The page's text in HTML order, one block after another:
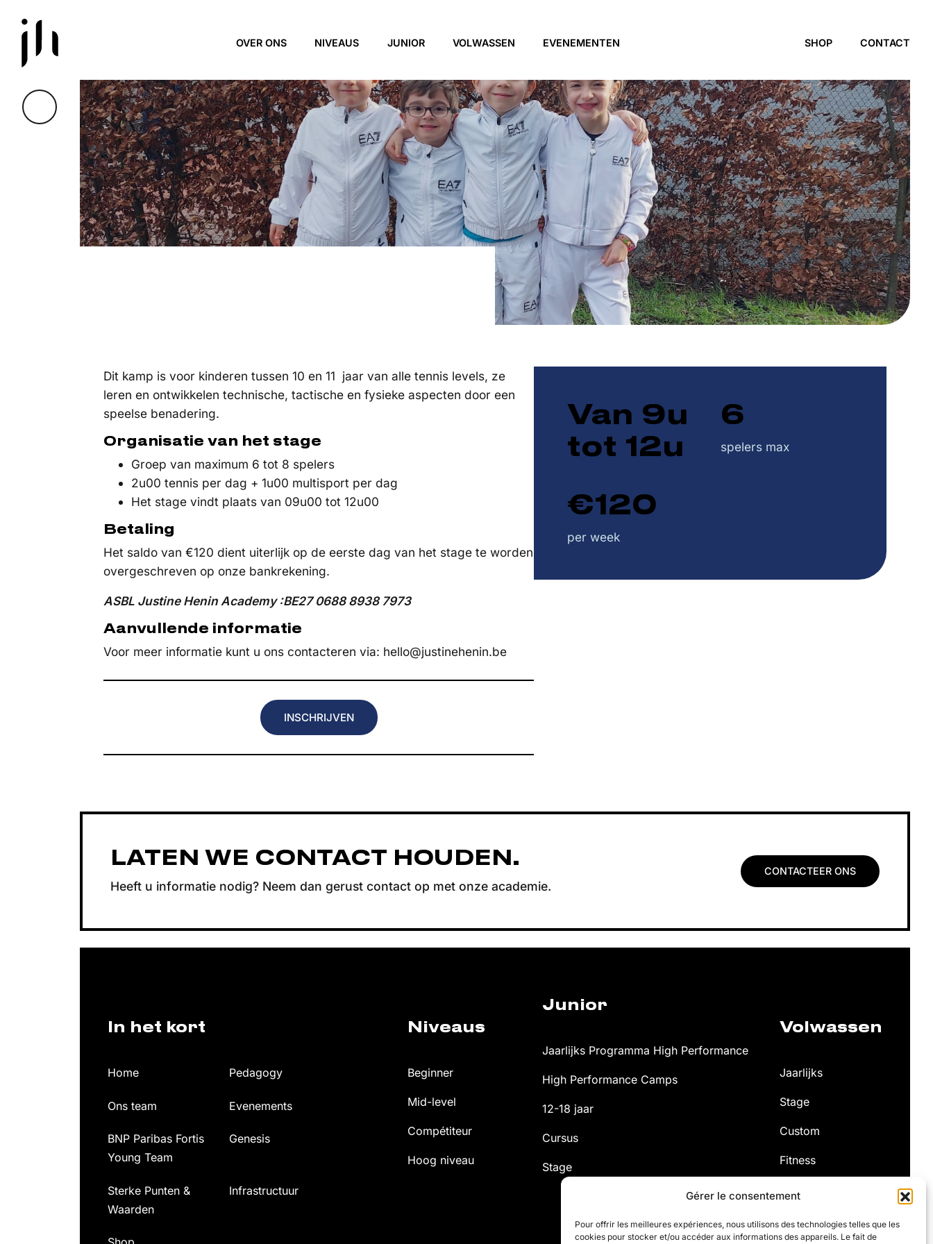
Gérer le consentement
Pour offrir les meilleures expériences, nous utilisons des technologies telles que les
cookies pour stocker et/ou accéder aux informations des appareils. Le fait de
Skip to main content
OVER ONS NIVEAUS JUNIOR VOLWASSEN EVENEMENTEN SHOP CONTACT
Dit kamp is voor kinderen tussen 10 en 11 jaar van alle tennis levels, ze
leren en ontwikkelen technische, tactische en fysieke aspecten door een
speelse benadering.
Organisatie van het stage
Groep van maximum 6 tot 8 spelers
2u00 tennis per dag + 1u00 multisport per dag
Het stage vindt plaats van 09u00 tot 12u00
Betaling
Het saldo van €120 dient uiterlijk op de eerste dag van het stage te worden
overgeschreven op onze bankrekening.
ASBL Justine Henin Academy :BE27 0688 8938 7973
Aanvullende informatie
Voor meer informatie kunt u ons contacteren via: hello@justinehenin.be
Van 9u
tot 12u
6
spelers max
€120
per week
LATEN WE CONTACT HOUDEN.
Heeft u informatie nodig? Neem dan gerust contact op met onze academie.
CONTACTEER ONS
In het kort
Home Pedagogy
Ons team Evenements
BNP Paribas Fortis
Young Team
Genesis
Sterke Punten &
Waarden
Infrastructuur
Niveaus
Beginner
Mid-level
Compétiteur
Hoog niveau
Junior
Jaarlijks Programma High Performance
High Performance Camps
12-18 jaar
Cursus
Stage
Volwassen
Jaarlijks
Stage
Custom
Fitness